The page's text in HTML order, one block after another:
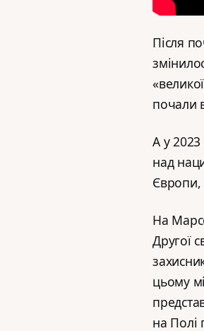
Після
почали
А у
над
Європи,
На
Другої
цьому
на Полі